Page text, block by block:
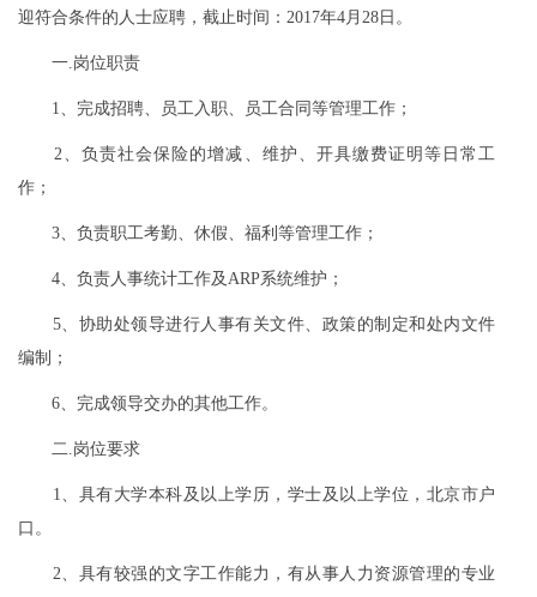
迎符合条件的人士应聘，截止时间：2017年4月28日。
一.岗位职责
1、完成招聘、员工入职、员工合同等管理工作；
2、负责社会保险的增减、维护、开具缴费证明等日常工
作；
3、负责职工考勤、休假、福利等管理工作；
4、负责人事统计工作及ARP系统维护；
5、协助处领导进行人事有关文件、政策的制定和处内文件
编制；
6、完成领导交办的其他工作。
二.岗位要求
1、具有大学本科及以上学历，学士及以上学位，北京市户
口。
2、具有较强的文字工作能力，有从事人力资源管理的专业